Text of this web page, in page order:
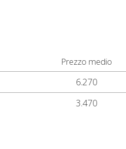
Prezzo medio
6.270
3.470